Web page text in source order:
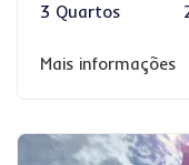
3 Quartos
Mais informações